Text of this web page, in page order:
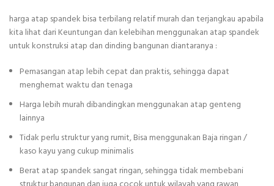
harga atap spandek bisa terbilang relatif murah dan terjangkau apabila
kita lihat dari Keuntungan dan kelebihan menggunakan atap spandek
untuk konstruksi atap dan dinding bangunan diantaranya :
Pemasangan atap lebih cepat dan praktis, sehingga dapat
menghemat waktu dan tenaga
Harga lebih murah dibandingkan menggunakan atap genteng
lainnya
Tidak perlu struktur yang rumit, Bisa menggunakan Baja ringan /
kaso kayu yang cukup minimalis
Berat atap spandek sangat ringan, sehingga tidak membebani